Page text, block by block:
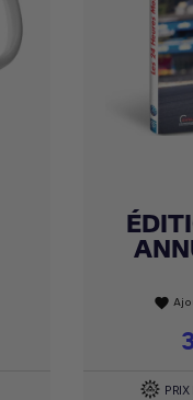

favorite